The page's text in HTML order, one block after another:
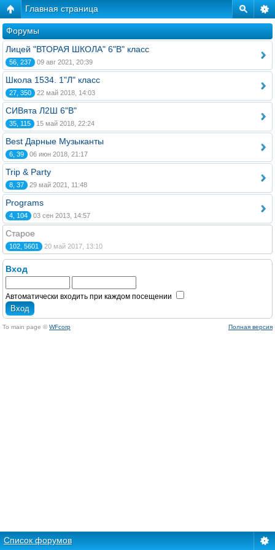
Главная страница
Форумы
Лицей "ВТОРАЯ ШКОЛА" 6"В" класс
56, 237 09 авг 2021, 20:39
Школа 1534. 1"Л" класс
27, 350 22 май 2018, 14:03
СИВята Л2Ш 6"В"
35, 115 15 май 2018, 22:24
Best Дарные Музыканты
6, 39 06 июн 2018, 21:17
Trip & Party
8, 37 29 май 2021, 11:48
Programs
4, 104 03 сен 2013, 14:57
Старое
102, 5601 20 май 2017, 13:10
Вход
Автоматически входить при каждом посещении
To main page © WFcorp Полная версия
Список форумов